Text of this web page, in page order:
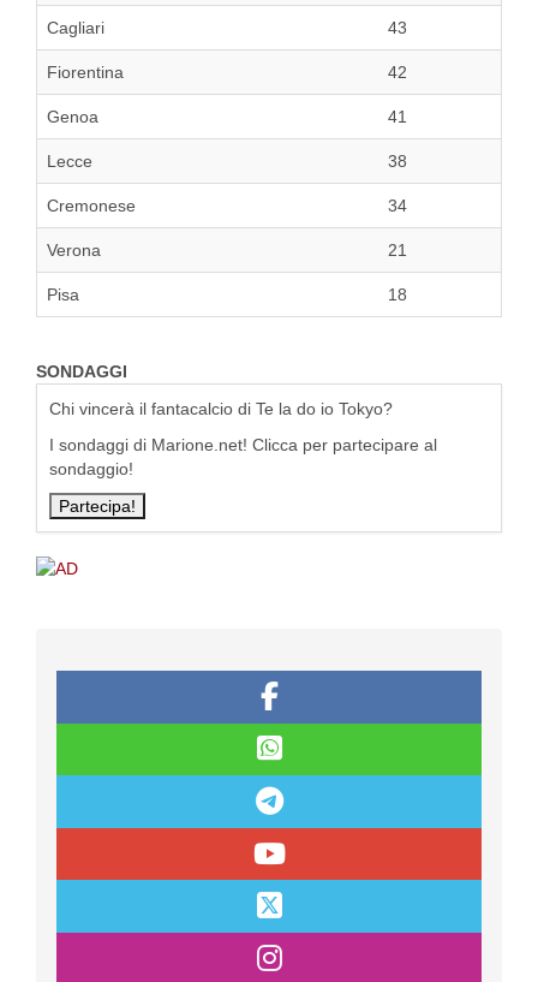
Cagliari 43
Fiorentina 42
Genoa 41
Lecce 38
Cremonese 34
Verona 21
Pisa 18
SONDAGGI
Chi vincerà il fantacalcio di Te la do io Tokyo?
I sondaggi di Marione.net! Clicca per partecipare al
sondaggio!